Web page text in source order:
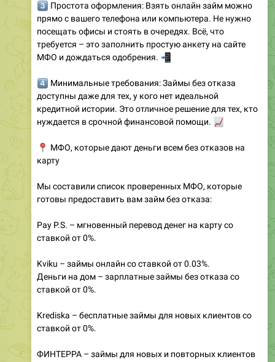
Простота оформления: Взять онлайн займ можно
прямо с вашего телефона или компьютера. Не нужно
посещать офисы и стоять в очередях. Всё, что
требуется – это заполнить простую анкету на сайте
МФО и дождаться одобрения.
📲
Минимальные требования: Займы без отказа
доступны даже для тех, у кого нет идеальной
кредитной истории. Это отличное решение для тех, кто
нуждается в срочной финансовой помощи.
📈
МФО, которые дают деньги всем без отказов на
карту
Мы составили список проверенных МФО, которые
готовы предоставить вам займ без отказа:
Pay P.S. – мгновенный перевод денег на карту со
ставкой от 0%.
Kviku – займы онлайн со ставкой от 0.03%.
Деньги на дом – зарплатные займы без отказа со
ставкой от 0%.
Krediska – бесплатные займы для новых клиентов со
ставкой от 0%.
ФИНТЕРРА – займы для новых и повторных клиентов